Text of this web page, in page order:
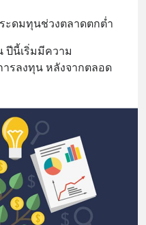
ะดมทุนช่วงตลาดตกต่ำ
ปีนี้เริ่มมีความ
รลงทุน หลังจากตลอด